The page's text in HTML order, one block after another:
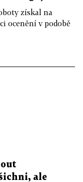
získal na
ocenění v podobě
ale